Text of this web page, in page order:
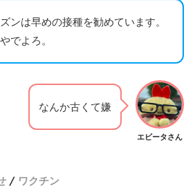
ンは早めの接種を勧めています。
でよろ。
エビータさん
なんか古くて嫌
ワクチン